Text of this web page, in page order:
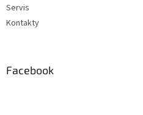
Servis
Kontakty
Facebook